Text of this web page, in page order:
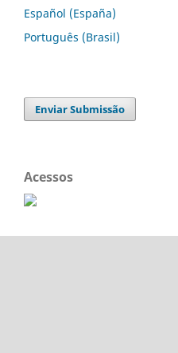
Español (España)
Português (Brasil)
Enviar Submissão
Acessos